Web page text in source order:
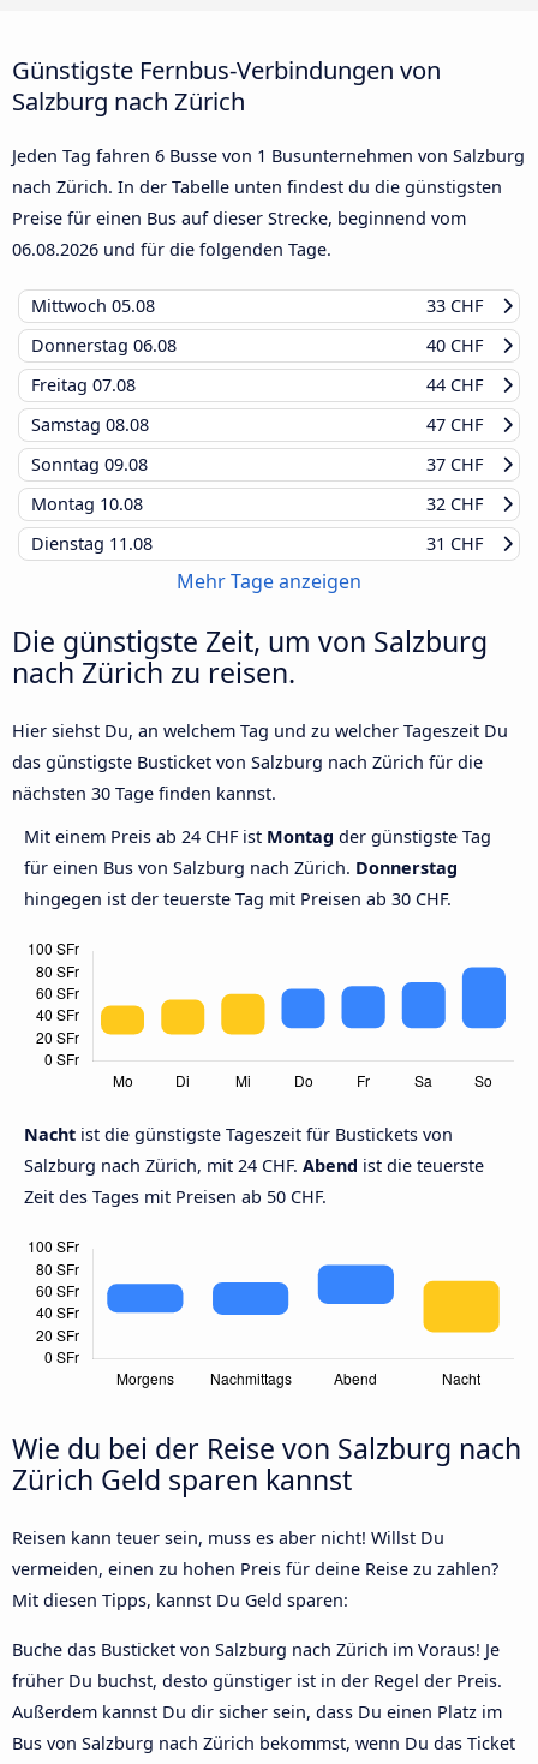
Günstigste Fernbus-Verbindungen von
Salzburg nach Zürich
Jeden Tag fahren 6 Busse von 1 Busunternehmen von Salzburg
nach Zürich. In der Tabelle unten findest du die günstigsten
Preise für einen Bus auf dieser Strecke, beginnend vom
06.08.2026 und für die folgenden Tage.
Mittwoch 05.08
33 CHF
Donnerstag 06.08
40 CHF
Freitag 07.08
44 CHF
Samstag 08.08
47 CHF
Sonntag 09.08
37 CHF
Montag 10.08
32 CHF
Dienstag 11.08 31 CHF
Mehr Tage anzeigen
Die günstigste Zeit, um von Salzburg
nach Zürich zu reisen.
Hier siehst Du, an welchem Tag und zu welcher Tageszeit Du
das günstigste Busticket von Salzburg nach Zürich für die
nächsten 30 Tage finden kannst.
Mit einem Preis ab 24 CHF ist Montag der günstigste Tag
für einen Bus von Salzburg nach Zürich. Donnerstag
hingegen ist der teuerste Tag mit Preisen ab 30 CHF.
Nacht ist die günstigste Tageszeit für Bustickets von
Salzburg nach Zürich, mit 24 CHF. Abend ist die teuerste
Zeit des Tages mit Preisen ab 50 CHF.
Wie du bei der Reise von Salzburg nach
Zürich Geld sparen kannst
Reisen kann teuer sein, muss es aber nicht! Willst Du
vermeiden, einen zu hohen Preis für deine Reise zu zahlen?
Mit diesen Tipps, kannst Du Geld sparen:
Buche das Busticket von Salzburg nach Zürich im Voraus! Je
früher Du buchst, desto günstiger ist in der Regel der Preis.
Außerdem kannst Du dir sicher sein, dass Du einen Platz im
Bus von Salzburg nach Zürich bekommst, wenn Du das Ticket